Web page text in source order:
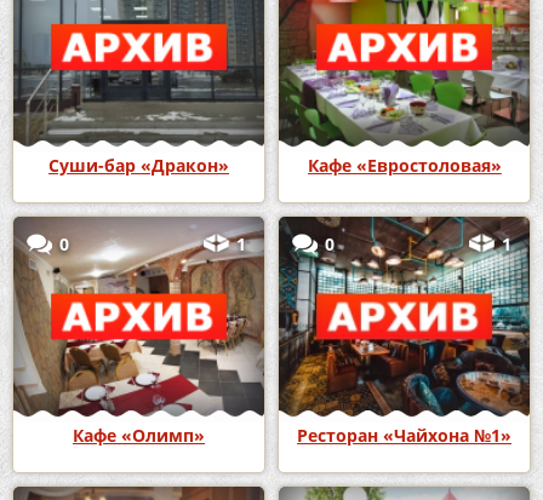
Суши-бар «Дракон» Кафе «Евростоловая»
0 1
Кафе «Олимп»
0 1
Ресторан «Чайхона №1»